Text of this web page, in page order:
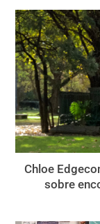
Chloe
sobre